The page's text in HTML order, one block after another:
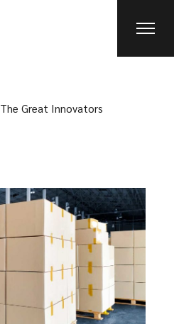
The Great Innovators